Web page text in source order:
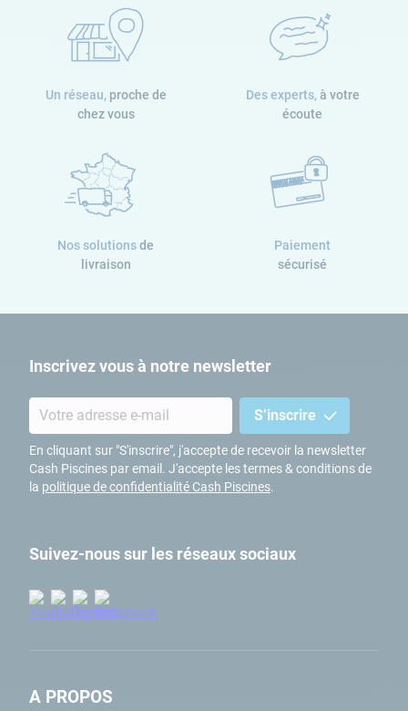
Un réseau, proche de
chez vous
Des experts,à votre
écoute
Nos solutionsde
livraison
Paiement
sécurisé
Inscrivez vous à notre newsletter
S’inscrire
En cliquant sur "S'inscrire", j'accepte de recevoir la newsletter
Cash Piscines par email. J'accepte les termes & conditions de
la politique de confidentialité Cash Piscines.
Suivez-nous sur les réseaux sociaux
A PROPOS